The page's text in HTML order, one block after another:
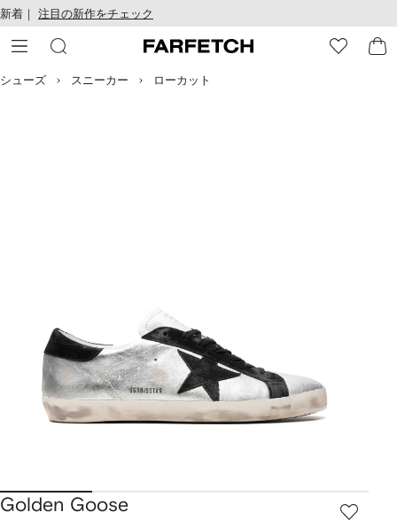
テ
ン
ツ
移
お
け
る
ク
新着｜ 注目の新作をチェック
シューズ スニーカー ローカット
Golden Goose